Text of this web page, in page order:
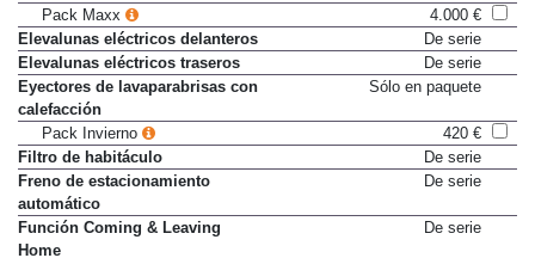
Pack Advanced
3.000 €
Pack Maxx
4.000 €
Elevalunas eléctricos delanteros
De serie
Elevalunas eléctricos traseros
De serie
Eyectores de lavaparabrisas con
calefacción
Pack Invierno
420 €
Filtro de habitáculo
De serie
Freno de estacionamiento
automático
Función Coming & Leaving